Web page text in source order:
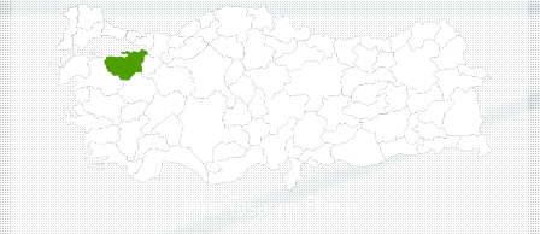
Web Tasarımı Bursa